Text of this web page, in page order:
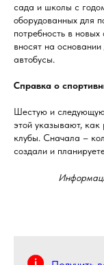
сада и школы с
оборудованных для
потребность в
вносят на
автобусы.
Справка о
Шестую и
этой указывают,
клубы. Сначала –
создали и